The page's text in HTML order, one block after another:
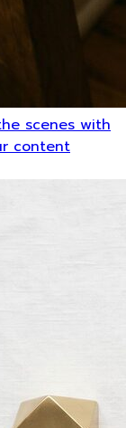
scenes with
content